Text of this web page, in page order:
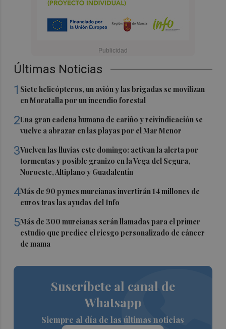
Últimas Noticias
1 Siete helicópteros, un avión y las brigadas se movilizan
en Moratalla por un incendio forestal
2Una gran cadena humana de cariño y reivindicación se
vuelve a abrazar en las playas por el Mar Menor
3Vuelven las lluvias este domingo: activan la alerta por
tormentas y posible granizo en la Vega del Segura,
Noroeste, Altiplano y Guadalentín
4Más de 90 pymes murcianas invertirán 14 millones de
euros tras las ayudas del Info
5Más de 300 murcianas serán llamadas para el primer
estudio que predice el riesgo personalizado de cáncer
de mama
Suscríbete al canal de
Whatsapp
Siempre al día de las últimas noticias